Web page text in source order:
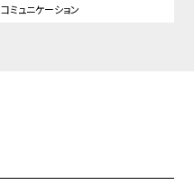
コミュニケーション